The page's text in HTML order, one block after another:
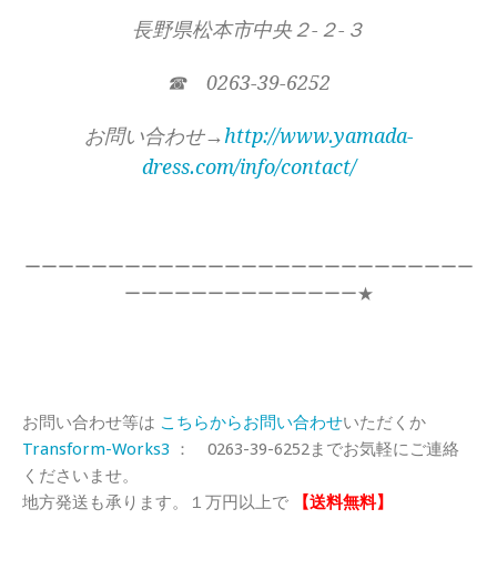
長野県松本市中央２-２-３
☎ 0263-39-6252
お問い合わせ→http://www.yamada-
dress.com/info/contact/
ーーーーーーーーーーーーーーーーーーーーーーーーーーー
ーーーーーーーーーーーーーー★
お問い合わせ等は こちらからお問い合わせいただくか
Transform-Works3 ： 0263-39-6252までお気軽にご連絡
くださいませ。
地方発送も承ります。１万円以上で
【送料無料】